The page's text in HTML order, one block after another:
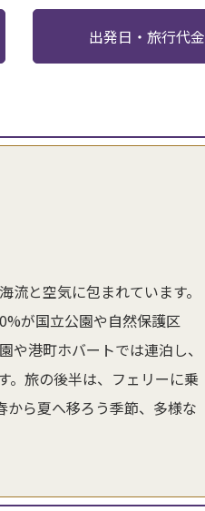
出発日・旅行代金
と空気に包まれています。
が国立公園や自然保護区
港町ホバートでは連泊し、
。旅の後半は、フェリーに乗
から夏へ移ろう季節、多様な